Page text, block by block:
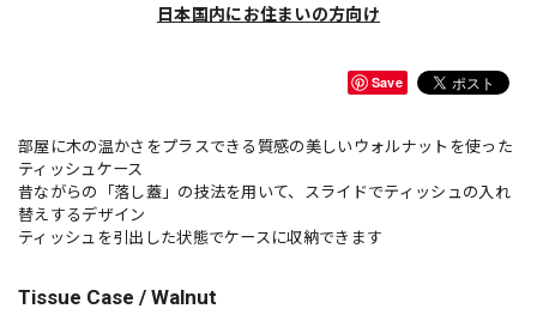
日本国内にお住まいの方向け
Save
部屋に木の温かさをプラスできる質感の美しいウォルナットを使った
ティッシュケース
昔ながらの「落し蓋」の技法を用いて、スライドでティッシュの入れ
替えするデザイン
ティッシュを引出した状態でケースに収納できます
Tissue Case / Walnut